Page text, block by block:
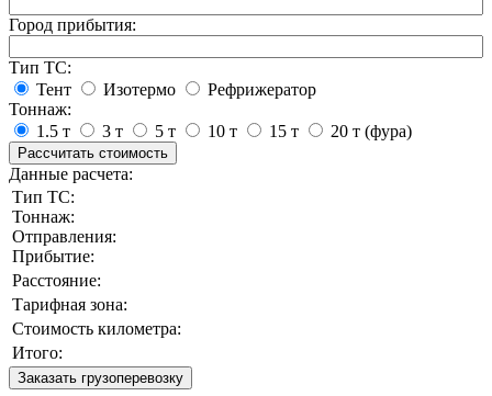
Город прибытия:
Тип ТС:
Тент
Изотермо
Рефрижератор
Тоннаж:
1.5 т
3 т 5 т 10 т 15 т 20 т (фура)
Рассчитать стоимость
Данные расчета:
Тип ТС:
Тоннаж:
Отправления:
Прибытие:
Расстояние:
Тарифная зона:
Стоимость километра:
Итого:
Заказать грузоперевозку